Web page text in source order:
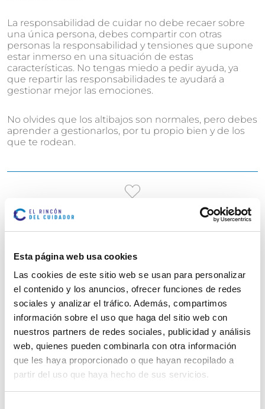
Esta página web usa cookies
Las cookies de este sitio web se usan para personalizar
el contenido y los anuncios, ofrecer funciones de redes
sociales y analizar el tráfico. Además, compartimos
información sobre el uso que haga del sitio web con
nuestros partners de redes sociales, publicidad y análisis
web, quienes pueden combinarla con otra información
que les haya proporcionado o que hayan recopilado a
partir del uso que haya hecho de sus servicios.
La responsabilidad de cuidar no debe recaer sobre
una única persona, debes compartir con otras
personas la responsabilidad y tensiones que supone
estar inmerso en una situación de estas
características. No tengas miedo a pedir ayuda, ya
que repartir las responsabilidades te ayudará a
gestionar mejor las emociones.
No olvides que los altibajos son normales, pero debes
aprender a gestionarlos, por tu propio bien y de los
que te rodean.
Marcar como artículo favorito
RELACIONADOS